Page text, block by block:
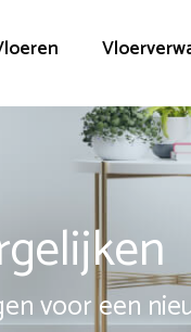
voor een